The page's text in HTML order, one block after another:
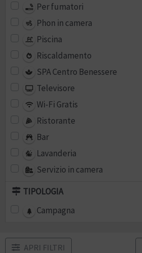
Per fumatori
Phon in camera
Piscina
Riscaldamento
SPA Centro Benessere
Televisore
Wi-Fi Gratis
Ristorante
Bar
Lavanderia
Servizio in camera
TIPOLOGIA
Campagna
APRI FILTRI